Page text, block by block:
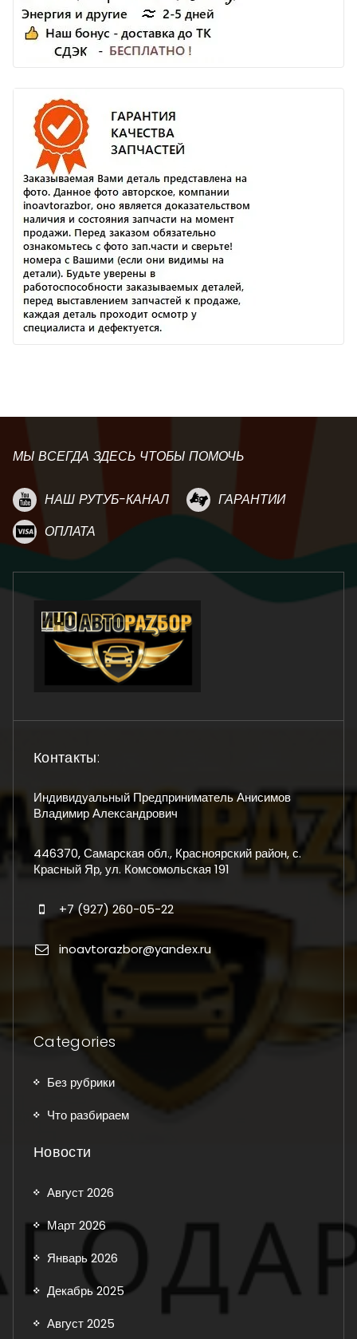
МЫ ВСЕГДА ЗДЕСЬ ЧТОБЫ ПОМОЧЬ
НАШ РУТУБ-КАНАЛ
ГАРАНТИИ
ОПЛАТА
Контакты:
Индивидуальный Предприниматель Анисимов
Владимир Александрович
446370, Самарская обл., Красноярский район, с.
Красный Яр, ул. Комсомольская 191
+7 (927) 260-05-22
inoavtorazbor@yandex.ru
Categories
Без рубрики
Что разбираем
Новости
Август 2026
Март 2026
Январь 2026
Декабрь 2025
Август 2025